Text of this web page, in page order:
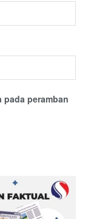
pada peramban